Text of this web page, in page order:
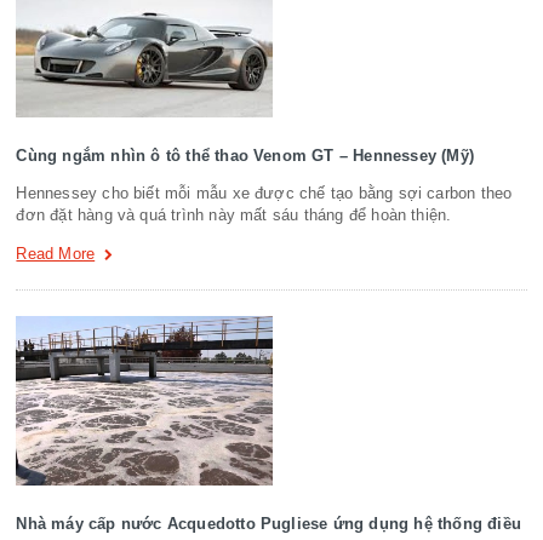
Cùng ngắm nhìn ô tô thể thao Venom GT – Hennessey (Mỹ)
Hennessey cho biết mỗi mẫu xe được chế tạo bằng sợi carbon theo
đơn đặt hàng và quá trình này mất sáu tháng để hoàn thiện.
Read More
Nhà máy cấp nước Acquedotto Pugliese ứng dụng hệ thống điều